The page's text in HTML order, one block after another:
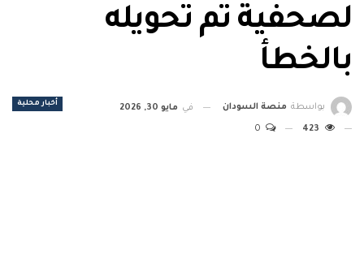
لصحفية تم تحويله
بالخطأ
أخبار محلية بواسطة منصة السودان في مايو 30, 2026
423